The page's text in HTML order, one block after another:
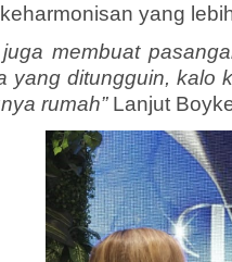
yang
juga membuat
yang ditungguin, kalo
rumah” Lanjut